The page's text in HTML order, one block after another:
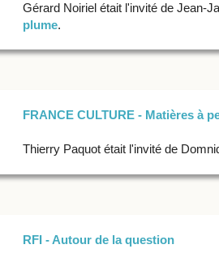
Gérard Noiriel était l'invité de Jean-
plume.
FRANCE CULTURE - Matières à
Thierry Paquot était l'invité de
RFI - Autour de la question